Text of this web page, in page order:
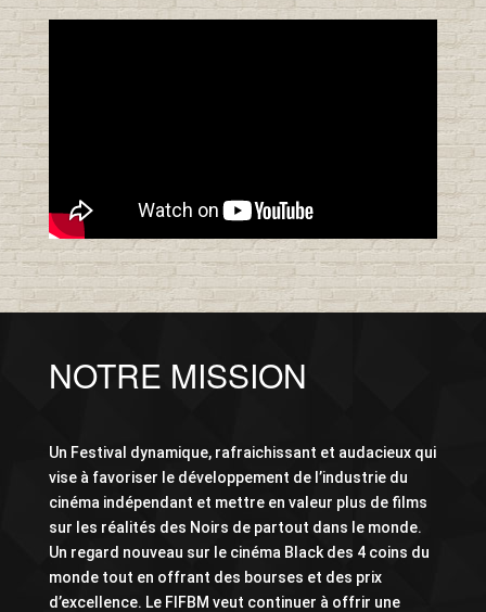
NOTRE MISSION
Un Festival dynamique, rafraichissant et audacieux qui
vise à favoriser le développement de l’industrie du
cinéma indépendant et mettre en valeur plus de films
sur les réalités des Noirs de partout dans le monde.
Un regard nouveau sur le cinéma Black des 4 coins du
monde tout en offrant des bourses et des prix
d’excellence. Le FIFBM veut continuer à offrir une